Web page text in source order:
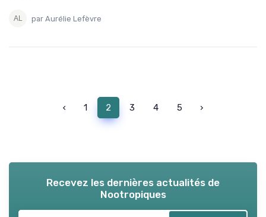
par Aurélie Lefèvre
‹ 1 2 3 4 5 ›
Recevez les dernières actualités de
Nootropiques